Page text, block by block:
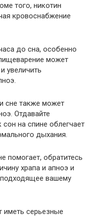
того, никотин
кровоснабжение
до сна, особенно
может
увеличить
сне также может
Отдавайте
сон на спине облегчает
дыхания.
помогает, обратитесь
храпа и апноэ и
подходящее вашему
иметь серьезные